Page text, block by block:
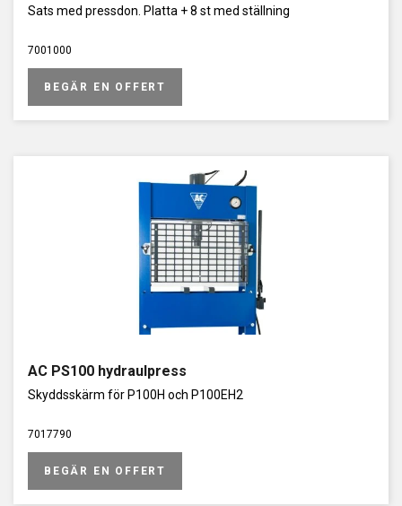
Sats med pressdon. Platta + 8 st med ställning
7001000
BEGÄR EN OFFERT
AC PS100 hydraulpress
Skyddsskärm för P100H och P100EH2
7017790
BEGÄR EN OFFERT